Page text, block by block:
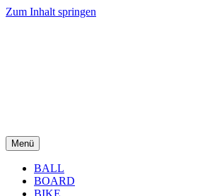
Zum Inhalt springen
Menü
BALL
BOARD
BIKE